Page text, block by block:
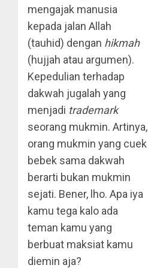
mengajak manusia
kepada jalan Allah
(tauhid) dengan hikmah
(hujjah atau argumen).
Kepedulian terhadap
dakwah jugalah yang
menjadi trademark
seorang mukmin. Artinya,
orang mukmin yang cuek
bebek sama dakwah
berarti bukan mukmin
sejati. Bener, lho. Apa iya
kamu tega kalo ada
teman kamu yang
berbuat maksiat kamu
diemin aja?